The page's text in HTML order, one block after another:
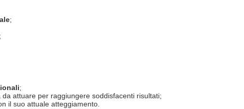
;
;
attuare per raggiungere soddisfacenti risultati;
il suo attuale atteggiamento.